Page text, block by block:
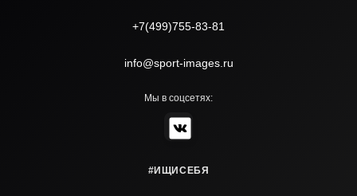
+7(499)755-83-81
info@sport-images.ru
Мы в соцсетях:
#ИЩИСЕБЯ